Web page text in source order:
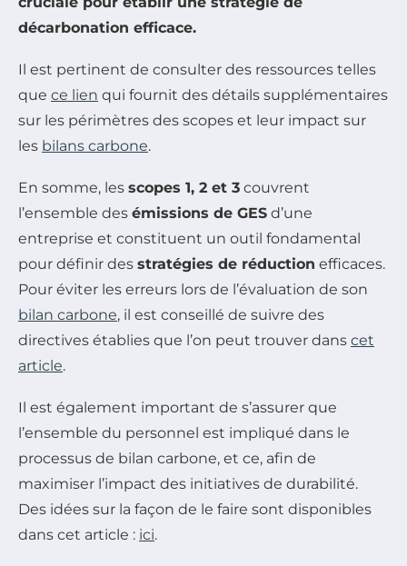
décarbonation efficace.
Il est pertinent de consulter des ressources telles
que ce lien qui fournit des détails supplémentaires
sur les périmètres des scopes et leur impact sur
les bilans carbone.
En somme, les scopes 1, 2 et 3 couvrent
l’ensemble des émissions de GES d’une
entreprise et constituent un outil fondamental
pour définir des stratégies de réduction efficaces.
Pour éviter les erreurs lors de l’évaluation de son
bilan carbone, il est conseillé de suivre des
directives établies que l’on peut trouver dans cet
article.
Il est également important de s’assurer que
l’ensemble du personnel est impliqué dans le
processus de bilan carbone, et ce, afin de
maximiser l’impact des initiatives de durabilité.
Des idées sur la façon de le faire sont disponibles
dans cet article : ici.